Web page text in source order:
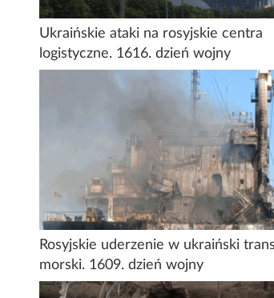
Ukraińskie ataki na rosyjskie centra
logistyczne. 1616. dzień wojny
Rosyjskie uderzenie w ukraiński
morski. 1609. dzień wojny